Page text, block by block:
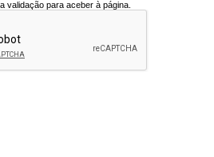
validação para aceber à página.